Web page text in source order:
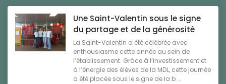
Une Saint-Valentin sous le signe
du partage et de la générosité
La Saint-Valentin a été célébrée avec
enthousiasme cette année au sein de
l’établissement. Grâce à l’investissement et
à l’énergie des élèves de la MDL, cette journée
a été placée sous le signe de la b ...